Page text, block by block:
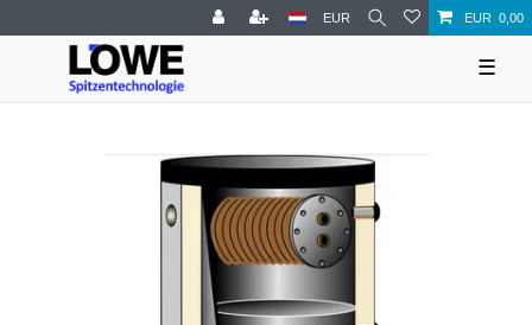
EUR EUR 0,00
☰